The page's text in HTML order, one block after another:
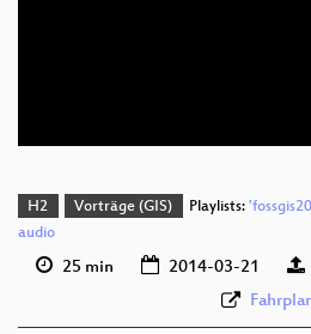
H2 Vorträge (GIS) Playlists:
audio
25 min 2014-03-21